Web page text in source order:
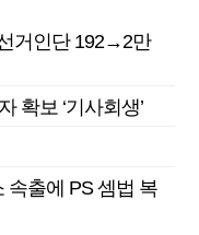
거인단 192→2만
확보 ‘기사회생’
출에 PS 셈법 복